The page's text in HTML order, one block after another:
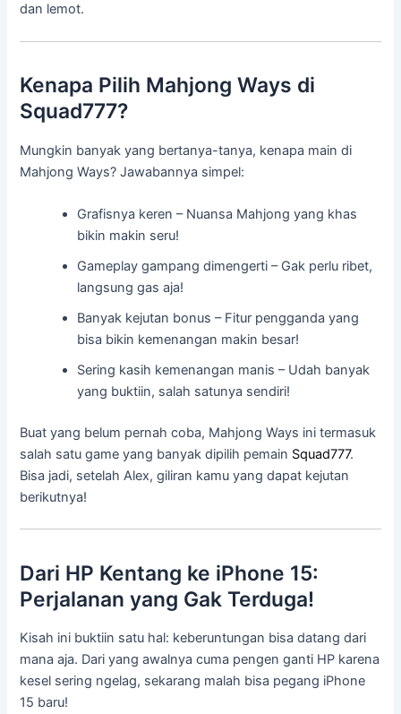
dan lemot.
Kenapa Pilih Mahjong Ways di
Squad777?
Mungkin banyak yang bertanya-tanya, kenapa main di
Mahjong Ways? Jawabannya simpel:
Grafisnya keren – Nuansa Mahjong yang khas
bikin makin seru!
Gameplay gampang dimengerti – Gak perlu ribet,
langsung gas aja!
Banyak kejutan bonus – Fitur pengganda yang
bisa bikin kemenangan makin besar!
Sering kasih kemenangan manis – Udah banyak
yang buktiin, salah satunya sendiri!
Buat yang belum pernah coba, Mahjong Ways ini termasuk
salah satu game yang banyak dipilih pemain Squad777.
Bisa jadi, setelah Alex, giliran kamu yang dapat kejutan
berikutnya!
Dari HP Kentang ke iPhone 15:
Perjalanan yang Gak Terduga!
Kisah ini buktiin satu hal: keberuntungan bisa datang dari
mana aja. Dari yang awalnya cuma pengen ganti HP karena
kesel sering ngelag, sekarang malah bisa pegang iPhone
15 baru!